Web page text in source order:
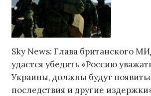
Sky News: Глава британского
удастся убедить «Россию
Украины, должны будут
последствия и другие